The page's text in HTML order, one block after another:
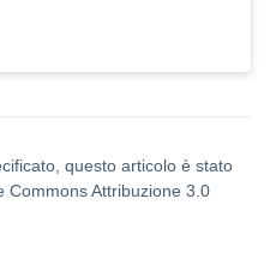
questo articolo è stato
Commons Attribuzione 3.0